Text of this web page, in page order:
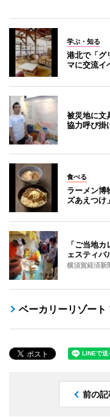
学ぶ・知る
港北で「グ
マに交流イ
被災地に文
協力呼び掛
食べる
ラーメン博
ズあえつけ
「ご当地
ェスティバ
横須賀経済新
ベーカリーリゾート
前の記